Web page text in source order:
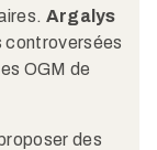
Argalys
controversées
OGM de
des